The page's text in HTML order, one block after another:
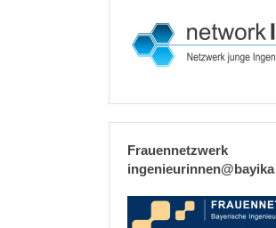
Frauennetzwerk
ingenieurinnen@bayika